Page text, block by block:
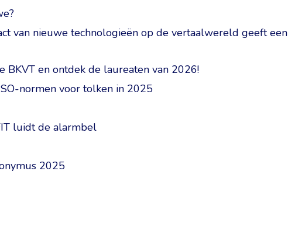
van nieuwe technologieën op de vertaalwereld geeft een
BKVT en ontdek de laureaten van 2026!
normen voor tolken in 2025
luidt de alarmbel
2025